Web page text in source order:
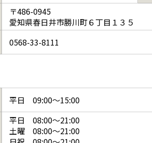
〒486-0945
愛知県春日井市勝川町６丁目１３５
0568-33-8111
平日 09:00～15:00
平日 08:00～21:00
土曜 08:00～21:00